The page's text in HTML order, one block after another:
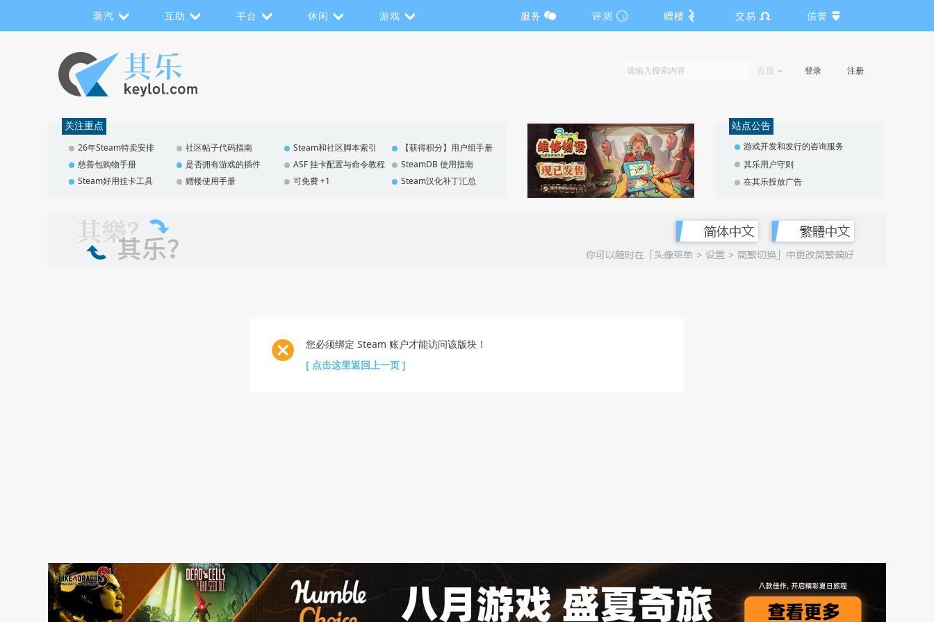
蒸汽 互助 平台 休闲 游戏 服务 评测 赠楼 交易 信誉
百度 登录 注册
关注重点
26年Steam特卖安排 社区帖子代码指南 Steam和社区脚本索引
【获得积分】用户组手册
慈善包购物手册
是否拥有游戏的插件 ASF 挂卡配置与命令教程
SteamDB 使用指南
Steam好用挂卡工具
赠楼使用手册 可免费 +1 Steam汉化补丁汇总
站点公告
游戏开发和发行的咨询服务
其乐用户守则
在其乐投放广告
您必须绑定 Steam 账户才能访问该版块！
[ 点击这里返回上一页 ]